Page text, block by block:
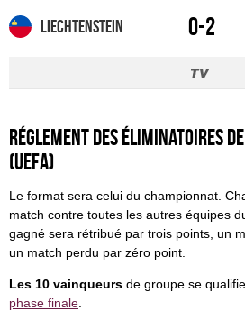
Liechtenstein 0-2
Réglement des éliminatoires
(UEFA)
Le format sera celui du championnat.
match contre toutes les autres équipes
gagné sera rétribué par trois points, un
un match perdu par zéro point.
Les 10 vainqueurs de groupe se
phase finale